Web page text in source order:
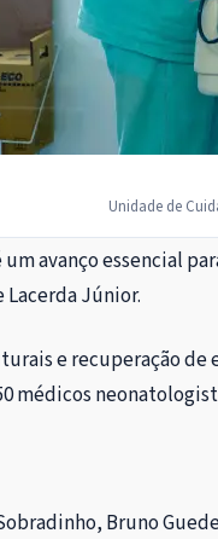
Unidade de
avanço essencial
Júnior.
e recuperação
médicos
Bruno